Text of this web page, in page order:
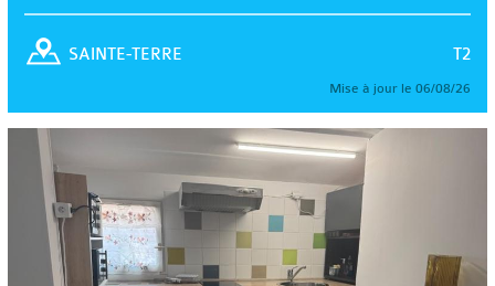
T2
SAINTE-TERRE
Mise à jour le 06/08/26